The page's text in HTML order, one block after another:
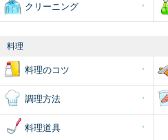
クリーニング
料理
料理のコツ
調理方法
料理道具